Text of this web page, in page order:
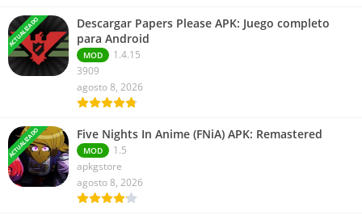
ACTUALIZADO
Descargar Papers Please APK: Juego completo
para Android
MOD
1.4.15
3909
agosto 8, 2026
ACTUALIZADO Five Nights In Anime (FNiA) APK: Remastered
MOD
1.5
apkgstore
agosto 8, 2026